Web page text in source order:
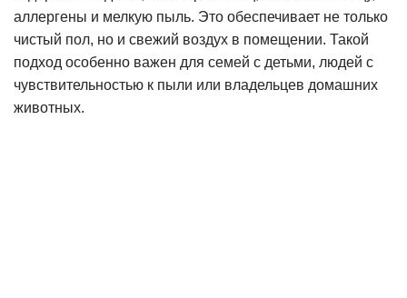
аллергены и мелкую пыль. Это обеспечивает не только
чистый пол, но и свежий воздух в помещении. Такой
подход особенно важен для семей с детьми, людей с
чувствительностью к пыли или владельцев домашних
животных.